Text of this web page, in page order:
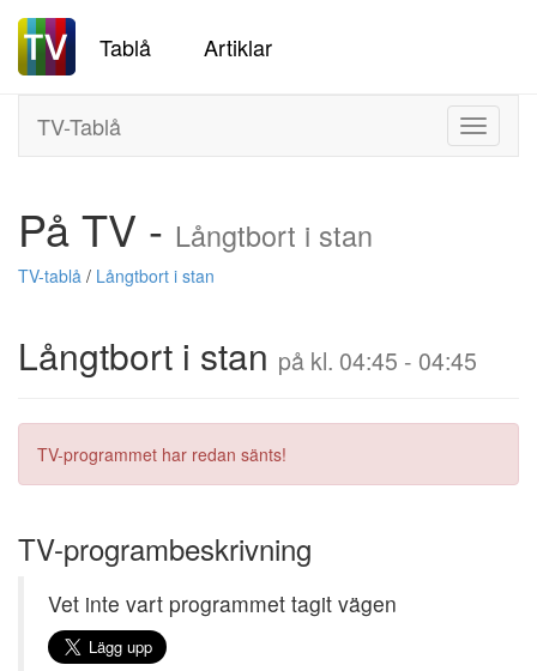
Tablå Artiklar
Toggle
TV-Tablå
På TV - Långtbort i stan
TV-tablå / Långtbort i stan
Långtbort i stan på kl. 04:45 - 04:45
TV-programmet har redan sänts!
TV-programbeskrivning
Vet inte vart programmet tagit vägen